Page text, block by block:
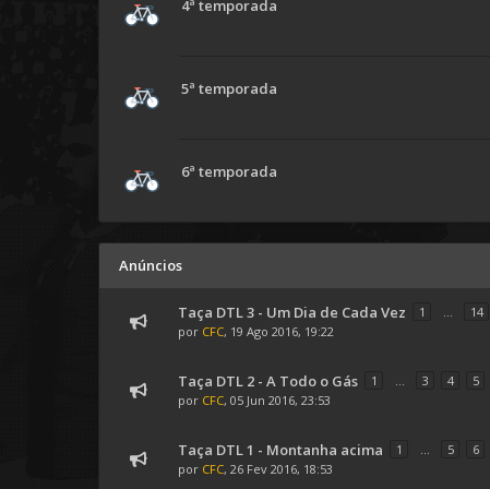
4ª temporada
5ª temporada
6ª temporada
Anúncios
Taça DTL 3 - Um Dia de Cada Vez 1 ... 14
por CFC, 19 Ago 2016, 19:22
Taça DTL 2 - A Todo o Gás 1 ... 3 4
5
por CFC, 05 Jun 2016, 23:53
Taça DTL 1 - Montanha acima 1 ... 5 6
por CFC, 26 Fev 2016, 18:53